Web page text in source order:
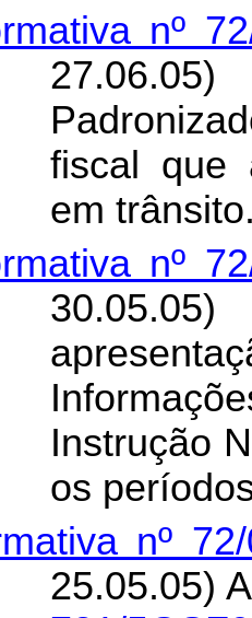
nº
fiscal que
em
nº
Instrução
os
nº
25.05.05)